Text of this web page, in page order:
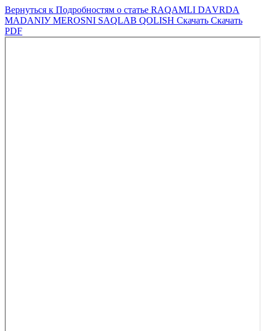
Вернуться к Подробностям о статье RАQАMLI DАVRDА
MАDАNIУ MERОSNI SАQLАB QОLISH Скачать Скачать
PDF